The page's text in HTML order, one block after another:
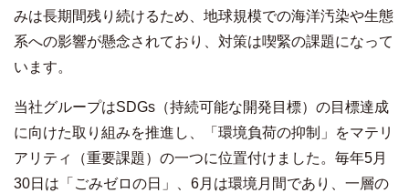
みは長期間残り続けるため、地球規模での海洋汚染や生態
系への影響が懸念されており、対策は喫緊の課題になって
います。
当社グループはSDGs（持続可能な開発目標）の目標達成
に向けた取り組みを推進し、「環境負荷の抑制」をマテリ
アリティ（重要課題）の一つに位置付けました。毎年5月
30日は「ごみゼロの日」、6月は環境月間であり、一層の